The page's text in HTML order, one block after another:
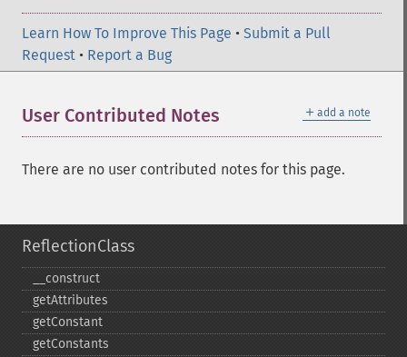
Learn How To Improve This Page • Submit a Pull
Request • Report a Bug
＋ add a note
User Contributed Notes
There are no user contributed notes for this page.
ReflectionClass
_​_​construct
getAttributes
getConstant
getConstants